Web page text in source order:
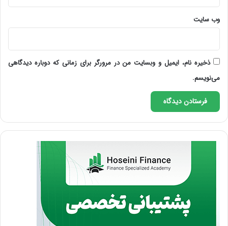
وب‌ سایت
ذخیره نام، ایمیل و وبسایت من در مرورگر برای زمانی که دوباره دیدگاهی
می‌نویسم.